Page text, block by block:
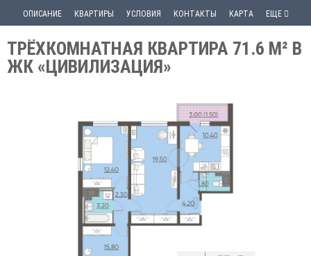
ОПИСАНИЕ КВАРТИРЫ УСЛОВИЯ КОНТАКТЫ КАРТА ЕЩЕ
ТРЁХКОМНАТНАЯ КВАРТИРА 71.6 М² В
ЖК «ЦИВИЛИЗАЦИЯ»